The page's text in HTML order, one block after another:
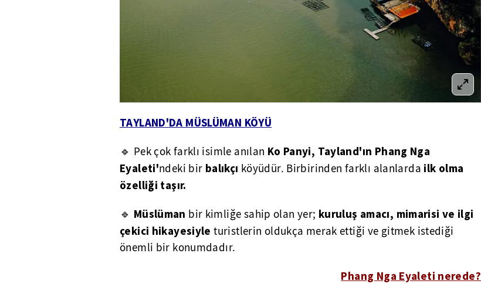
TAYLAND'DA MÜSLÜMAN KÖYÜ
🔹 Pek çok farklı isimle anılan Ko Panyi, Tayland'ın Phang Nga
Eyaleti'ndeki bir balıkçı köyüdür. Birbirinden farklı alanlarda ilk olma
özelliği taşır.
🔹 Müslüman bir kimliğe sahip olan yer; kuruluş amacı, mimarisi ve ilgi
çekici hikayesiyle turistlerin oldukça merak ettiği ve gitmek istediği
önemli bir konumdadır.
Phang Nga Eyaleti nerede?